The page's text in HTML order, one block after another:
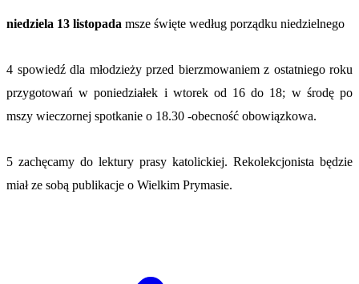
niedziela 13 listopada msze święte według porządku niedzielnego
4 spowiedź dla młodzieży przed bierzmowaniem z ostatniego roku
przygotowań w poniedziałek i wtorek od 16 do 18; w środę po
mszy wieczornej spotkanie o 18.30 -obecność obowiązkowa.
5 zachęcamy do lektury prasy katolickiej. Rekolekcjonista będzie
miał ze sobą publikacje o Wielkim Prymasie.